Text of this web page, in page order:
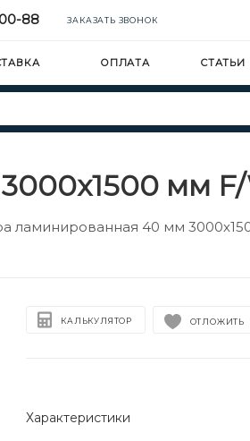
88 ЗАКАЗАТЬ ЗВОНОК
ОПЛАТА СТАТЬИ
мм F/
ламинированная 40 мм
КАЛЬКУЛЯТОР ОТЛОЖИТЬ
Характеристики